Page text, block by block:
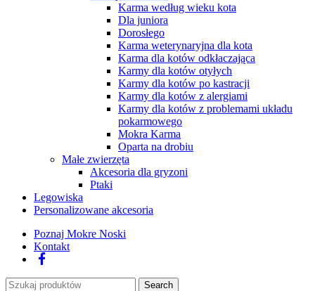
Karma według wieku kota
Dla juniora
Dorosłego
Karma weterynaryjna dla kota
Karma dla kotów odkłaczająca
Karmy dla kotów otyłych
Karmy dla kotów po kastracji
Karmy dla kotów z alergiami
Karmy dla kotów z problemami układu
pokarmowego
Mokra Karma
Oparta na drobiu
Małe zwierzęta
Akcesoria dla gryzoni
Ptaki
Legowiska
Personalizowane akcesoria
Poznaj Mokre Noski
Kontakt
Search